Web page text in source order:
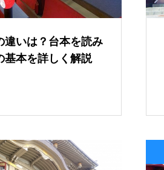
違いは？台本を読み
基本を詳しく解説